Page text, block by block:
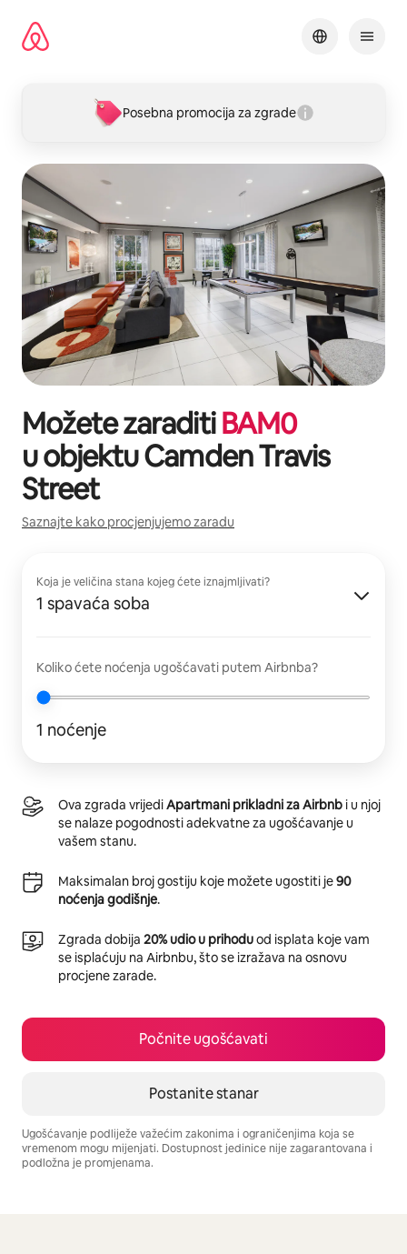
sadržaj
Posebna promocija za zgrade
Možete zaraditiBAM0
u objektuCamden Travis
Street
Saznajte kako procjenjujemo zaradu
Koja je veličina stana kojeg ćete iznajmljivati?
1 spavaća soba
Koliko ćete noćenja ugošćavati putem Airbnba?
1 noćenje
Ova zgrada vrijediApartmani prikladni za Airbnb i u njoj
se nalaze pogodnosti adekvatne za ugošćavanje u
vašem stanu.
Maksimalan broj gostiju koje možete ugostiti je90
noćenja godišnje.
Zgrada dobija 20% udio u prihoduod isplata koje vam
se isplaćuju na Airbnbu, što se izražava na osnovu
procjene zarade.
Počnite ugošćavati
Postanite stanar
Ugošćavanje podliježe važećim zakonima i ograničenjima koja se
vremenom mogu mijenjati. Dostupnost jedinice nije zagarantovana i
podložna je promjenama.